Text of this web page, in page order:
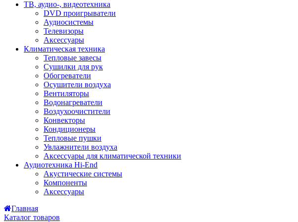
ТВ, аудио-, видеотехника
DVD проигрыватели
Аудиосистемы
Телевизоры
Аксессуары
Климатическая техника
Тепловые завесы
Сушилки для рук
Обогреватели
Осушители воздуха
Вентиляторы
Водонагреватели
Воздухоочистители
Конвекторы
Кондиционеры
Тепловые пушки
Увлажнители воздуха
Аксессуары для климатической техники
Аудиотехника Hi-End
Акустические системы
Компоненты
Аксессуары
Главная
Каталог товаров